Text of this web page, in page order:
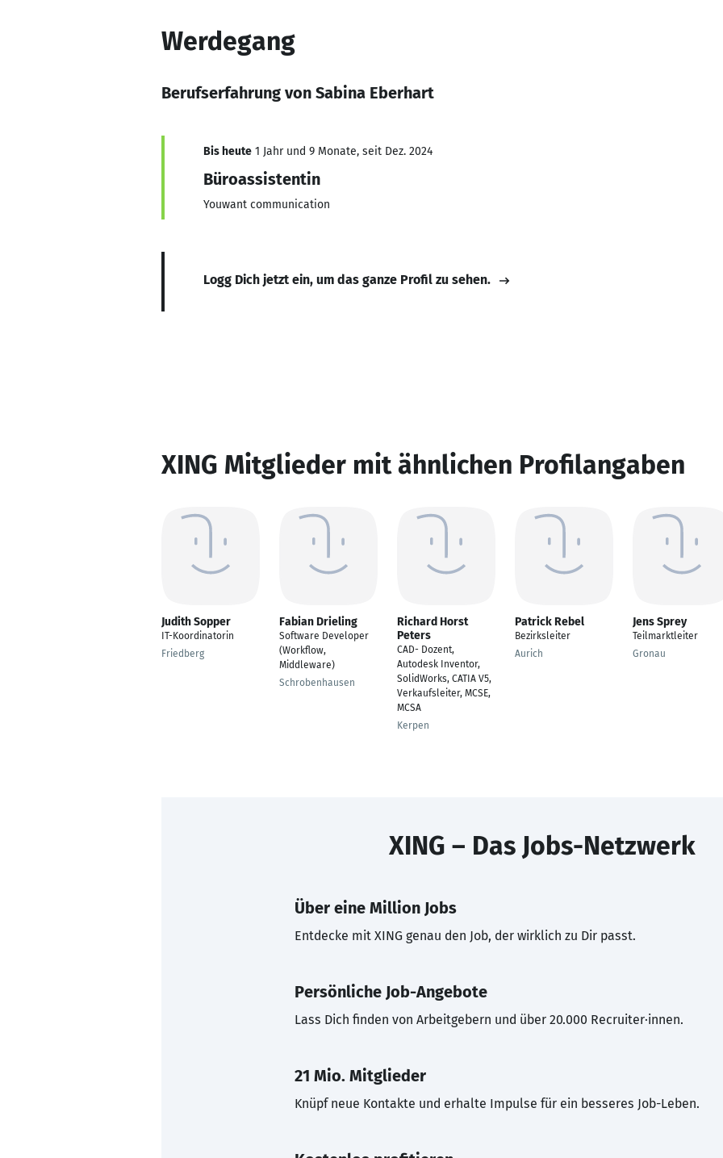
Werdegang
Berufserfahrung von Sabina Eberhart
Bis heute 1 Jahr und 9 Monate, seit Dez. 2024
Büroassistentin
Youwant communication
Logg Dich jetzt ein, um das ganze Profil zu sehen.
XING Mitglieder mit ähnlichen Profilangaben
Judith Sopper
IT-Koordinatorin
Friedberg
Fabian Drieling
Software Developer
(Workflow,
Middleware)
Schrobenhausen
Richard Horst
Peters
CAD- Dozent,
Autodesk Inventor,
SolidWorks, CATIA V5,
Verkaufsleiter, MCSE,
MCSA
Kerpen
Patrick Rebel
Bezirksleiter
Aurich
Jens Sprey
Teilmarktleiter
Gronau
XING – Das Jobs-Netzwerk
Über eine Million Jobs
Entdecke mit XING genau den Job, der wirklich zu Dir passt.
Persönliche Job-Angebote
Lass Dich finden von Arbeitgebern und über 20.000 Recruiter·innen.
21 Mio. Mitglieder
Knüpf neue Kontakte und erhalte Impulse für ein besseres Job-Leben.